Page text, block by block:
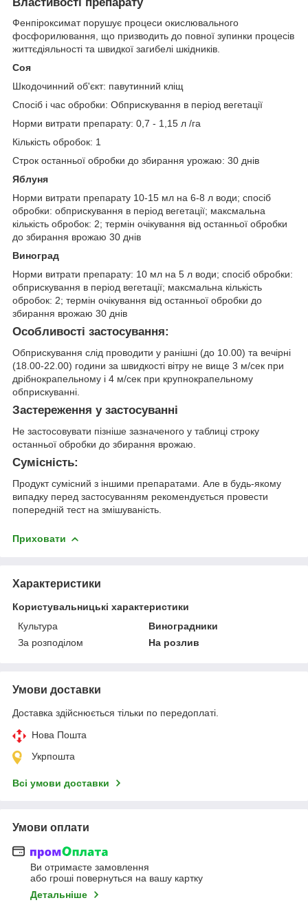
Фенпіроксимат порушує процеси окислювального
фосфорилювання, що призводить до повної зупинки процесів
життєдіяльності та швидкої загибелі шкідників.
Соя
Шкодочинний об'єкт: павутинний кліщ
Спосіб і час обробки: Обприскування в період вегетації
Норми витрати препарату: 0,7 - 1,15 л /га
Кількість обробок: 1
Строк останньої обробки до збирання урожаю: 30 днів
Яблуня
Норми витрати препарату 10-15 мл на 6-8 л води; спосіб
обробки: обприскування в період вегетації; максмальна
кількість обробок: 2; термін очікування від останньої обробки
до збирання врожаю 30 днів
Виноград
Норми витрати препарату: 10 мл на 5 л води; спосіб обробки:
обприскування в період вегетації; максмальна кількість
обробок: 2; термін очікування від останньої обробки до
збирання врожаю 30 днів
Особливості застосування:
Обприскування слід проводити у ранішні (до 10.00) та вечірні
(18.00-22.00) години за швидкості вітру не вище 3 м/сек при
дрібнокрапельному і 4 м/сек при крупнокрапельному
обприскуванні.
Застереження у застосуванні
Не застосовувати пізніше зазначеного у таблиці строку
останньої обробки до збирання врожаю.
Сумісність:
Продукт сумісний з іншими препаратами. Але в будь-якому
випадку перед застосуванням рекомендується провести
попередній тест на змішуваність.
Приховати
Характеристики
Користувальницькі характеристики
Культура
Виноградники
За розподілом
На розлив
Умови доставки
Доставка здійснюється тільки по передоплаті.
Нова Пошта
Укрпошта
Всі умови доставки
Умови оплати
Ви отримаєте замовлення
або гроші повернуться на вашу картку
Детальніше